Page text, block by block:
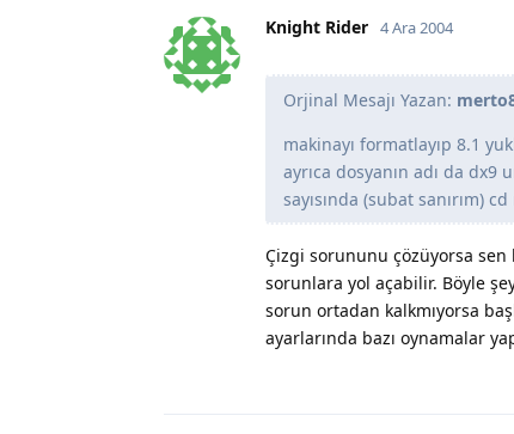
Knight Rider 4 Ara 2004
Orjinal Mesajı Yazan:
makinayı formatlayıp 8.1
ayrıca dosyanın adı da dx9
sayısında (subat sanırım)
Çizgi sorununu çözüyorsa
sorunlara yol açabilir. Böyle
sorun ortadan kalkmıyorsa
ayarlarında bazı oynamalar